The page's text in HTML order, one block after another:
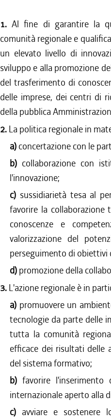
1. Al fine di garantire la
comunità regionale e
un elevato livello di
sviluppo e alla promozione
del trasferimento di
delle imprese, dei centri di
della pubblica
2. La politica regionale in
a) concertazione con le
b) collaborazione con
l'innovazione;
c) sussidiarietà tesa al
favorire la
conoscenze e
valorizzazione del
perseguimento di obiettivi
d) promozione della
3. L'azione regionale è in
a) promuovere un
tecnologie da parte delle
tutta la comunità
efficace dei risultati delle
del sistema formativo;
b)favorire
internazionale aperto alla
c) avviare e sostenere